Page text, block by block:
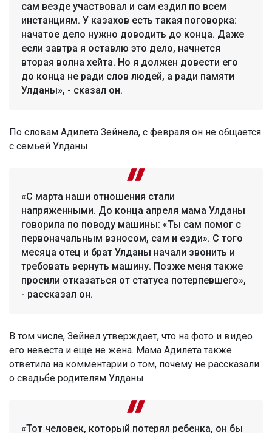
сам везде участвовал и сам ездил по всем
инстанциям. У казахов есть такая поговорка:
начатое дело нужно доводить до конца. Даже
если завтра я оставлю это дело, начнется
вторая волна хейта. Но я должен довести его
до конца не ради слов людей, а ради памяти
Улданы», - сказал он.
По словам Адилета Зейнела, с февраля он не общается
с семьей Улданы.
«С марта наши отношения стали
напряженными. До конца апреля мама Улданы
говорила по поводу машины: «Ты сам помог с
первоначальным взносом, сам и езди». С того
месяца отец и брат Улданы начали звонить и
требовать вернуть машину. Позже меня также
просили отказаться от статуса потерпевшего»,
- рассказал он.
В том числе, Зейнел утверждает, что на фото и видео
его невеста и еще не жена. Мама Адилета также
ответила на комментарии о том, почему не рассказали
о свадьбе родителям Улданы.
«Тот человек, который потерял ребенка, он бы